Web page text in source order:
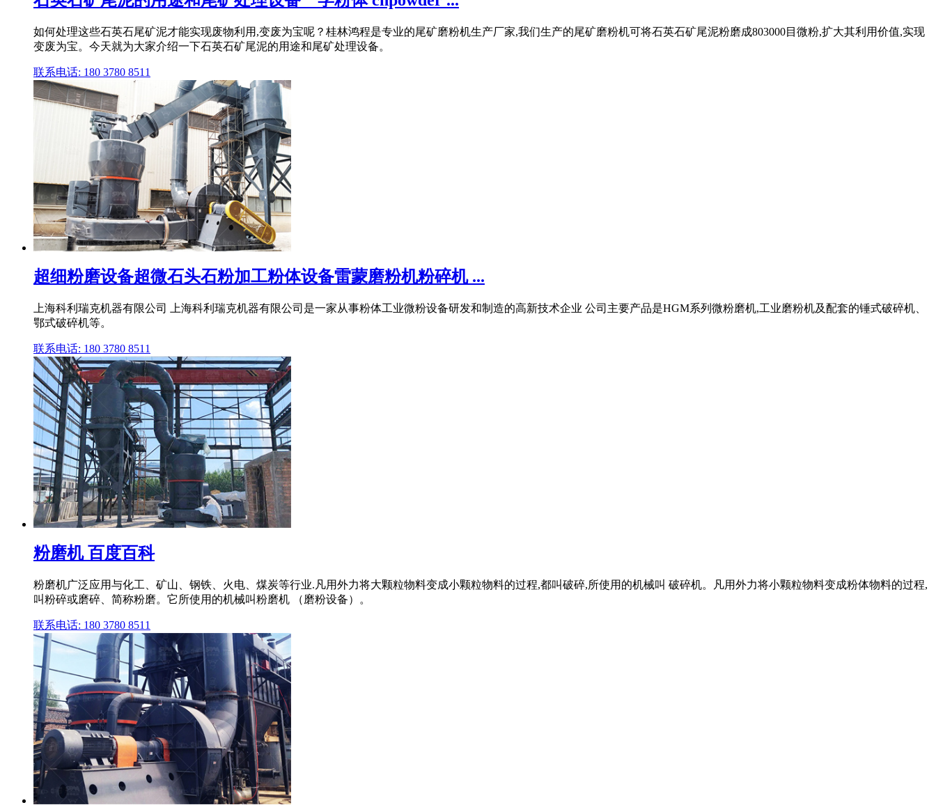
如何处理这些石英石尾矿泥才能实现废物利用,变废为宝呢？桂林鸿程是专业的尾矿磨粉机生产厂家,我们生产的尾矿磨粉机可将石英石矿尾泥粉磨成803000目微粉,扩大其利用价值,实现
变废为宝。今天就为大家介绍一下石英石矿尾泥的用途和尾矿处理设备。
联系电话: 180 3780 8511
超细粉磨设备超微石头石粉加工粉体设备雷蒙磨粉机粉碎机 ...
上海科利瑞克机器有限公司 上海科利瑞克机器有限公司是一家从事粉体工业微粉设备研发和制造的高新技术企业 公司主要产品是HGM系列微粉磨机,工业磨粉机及配套的锤式破碎机、
鄂式破碎机等。
联系电话: 180 3780 8511
粉磨机 百度百科
粉磨机广泛应用与化工、矿山、钢铁、火电、煤炭等行业.凡用外力将大颗粒物料变成小颗粒物料的过程,都叫破碎,所使用的机械叫 破碎机。凡用外力将小颗粒物料变成粉体物料的过程,
叫粉碎或磨碎、简称粉磨。它所使用的机械叫粉磨机 （磨粉设备）。
联系电话: 180 3780 8511